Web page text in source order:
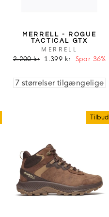
MERRELL - ROGUE
TACTICAL GTX
MERRELL
2.200 kr 1.399 kr Spar 36%
7 størrelser tilgængelige
Tilbud